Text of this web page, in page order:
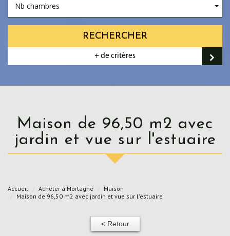
Nb chambres
RECHERCHER
+ de critères
Maison de 96,50 m2 avec
jardin et vue sur l'estuaire
Accueil Acheter à Mortagne
Maison
Maison de 96,50 m2 avec jardin et vue sur l'estuaire
< Retour